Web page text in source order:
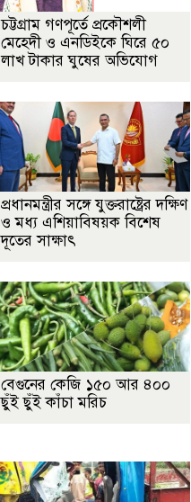
চট্টগ্রাম গণপূর্তে প্রকৌশলী
মেহেদী ও এনডিইকে ঘিরে ৫০
লাখ টাকার ঘুষের অভিযোগ
প্রধানমন্ত্রীর সঙ্গে যুক্তরাষ্ট্রের দক্ষিণ
ও মধ্য এশিয়াবিষয়ক বিশেষ
দূতের সাক্ষাৎ
বেগুনের কেজি ১৫০ আর ৪০০
ছুঁই ছুঁই কাঁচা মরিচ